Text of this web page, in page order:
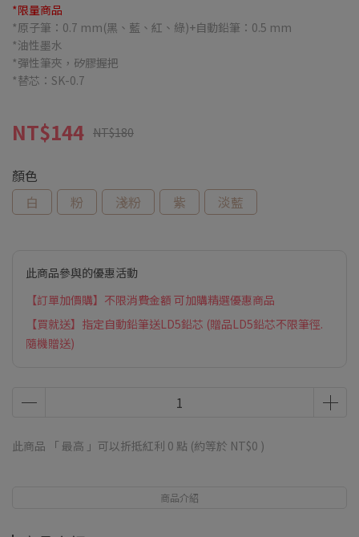
*限量商品
*原子筆：0.7 mm(黑、藍、紅、綠)+自動鉛筆：0.5 mm
*油性墨水
*彈性筆夾，矽膠握把
*替芯：SK-0.7
NT$144 NT$180
顏色
白
粉 淺粉 紫 淡藍
此商品參與的優惠活動
【訂單加價購】不限消費金額 可加購精選優惠商品
【買就送】指定自動鉛筆送LD5鉛芯 (贈品LD5鉛芯不限筆徑.
隨機贈送)
此商品 「 最高 」可以折抵紅利 0 點 (約等於 NT$0 )
商品介紹